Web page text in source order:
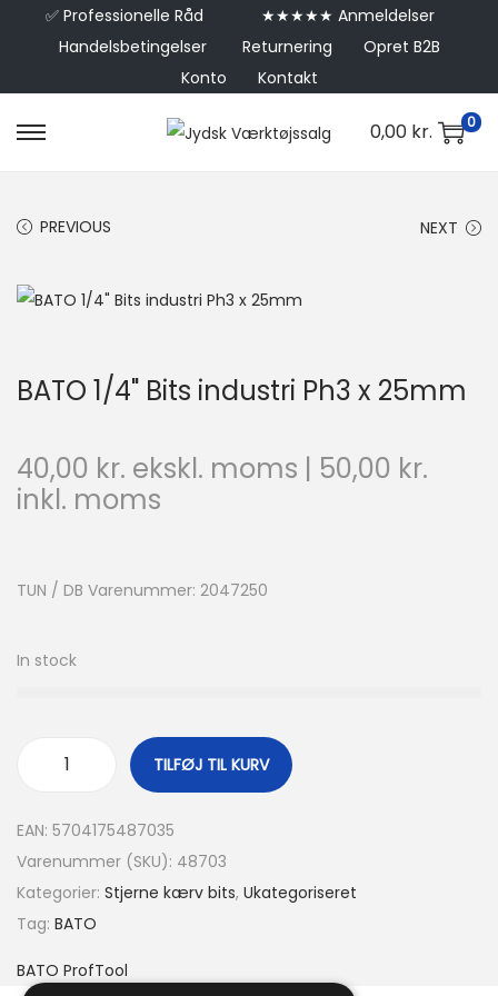
✅ Professionelle Råd
★★★★★ Anmeldelser
Handelsbetingelser
Returnering
Opret B2B
Konto
Kontakt
0,00 kr. 0
PREVIOUS NEXT
BATO 1/4" Bits industri Ph3 x 25mm
40,00 kr. ekskl. moms | 50,00 kr.
inkl. moms
TUN / DB Varenummer: 2047250
In stock
TILFØJ TIL KURV
EAN: 5704175487035
Varenummer (SKU): 48703
Kategorier: Stjerne kærv bits, Ukategoriseret
Tag: BATO
BATO ProfTool